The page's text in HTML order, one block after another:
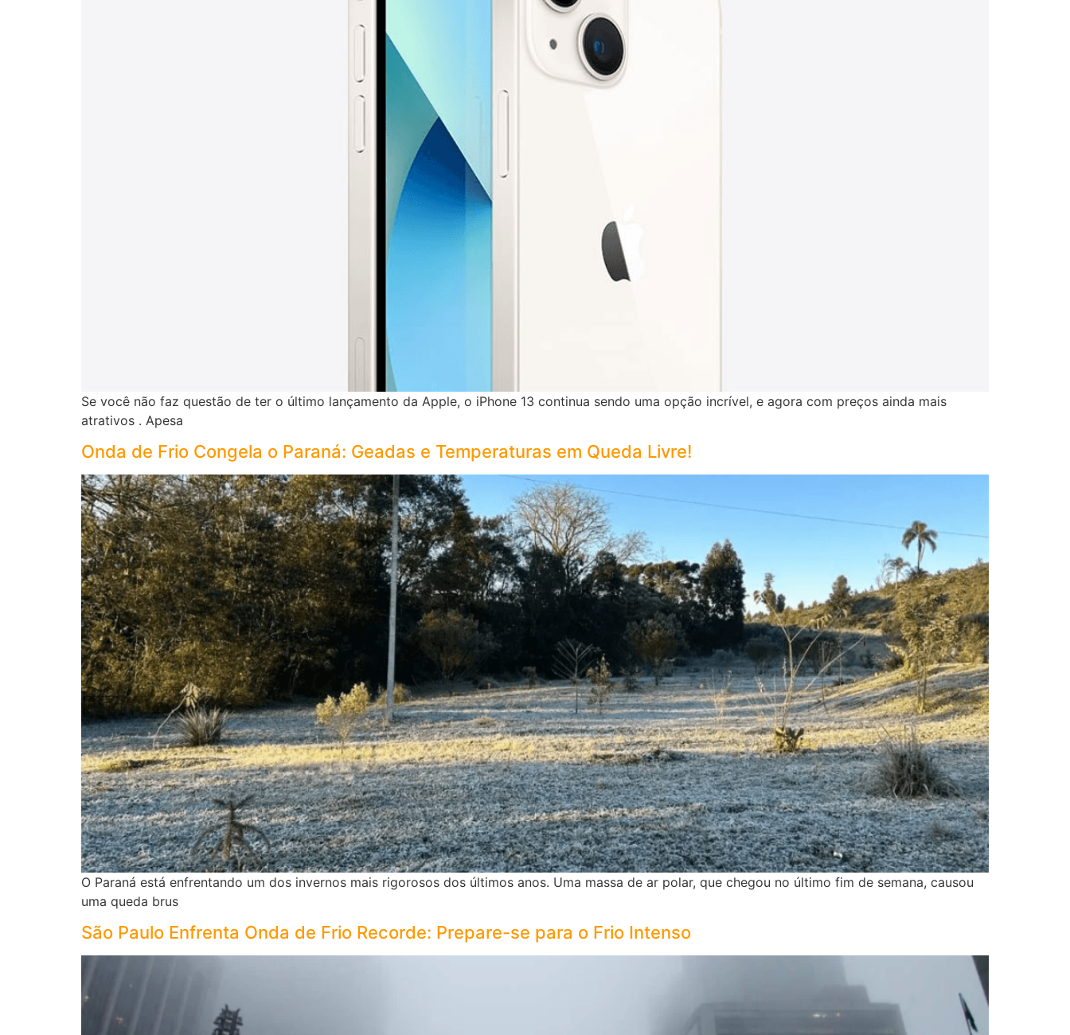
Se você não faz questão de ter o último lançamento da Apple, o iPhone 13 continua sendo uma opção incrível, e agora com preços ainda mais
atrativos . Apesa
Onda de Frio Congela o Paraná: Geadas e Temperaturas em Queda Livre!
O Paraná está enfrentando um dos invernos mais rigorosos dos últimos anos. Uma massa de ar polar, que chegou no último fim de semana, causou
uma queda brus
São Paulo Enfrenta Onda de Frio Recorde: Prepare-se para o Frio Intenso